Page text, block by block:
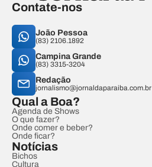
Contate-nos
João Pessoa
(83) 2106.1892
Campina Grande
(83) 3315-3204
Redação
jornalismo@jornaldaparaiba.com.br
Qual a Boa?
Agenda de Shows
O que fazer?
Onde comer e beber?
Onde ficar?
Notícias
Bichos
Cultura